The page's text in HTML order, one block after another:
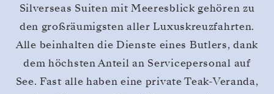
Silverseas Suiten mit Meeresblick gehören zu
den großräumigsten aller Luxuskreuzfahrten.
Alle beinhalten die Dienste eines Butlers, dank
dem höchsten Anteil an Servicepersonal auf
See. Fast alle haben eine private Teak-Veranda,